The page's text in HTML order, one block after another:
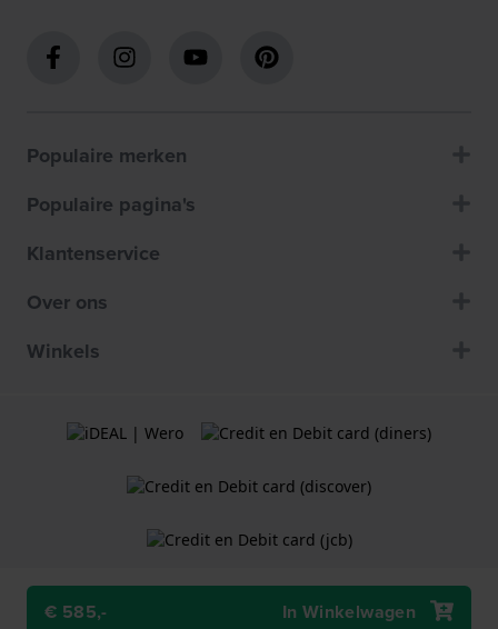
€ 585,- In Winkelwagen
Populaire merken
Populaire pagina's
Klantenservice
Over ons
Winkels